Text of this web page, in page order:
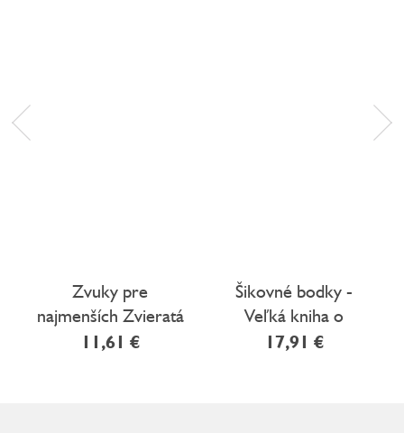
Zvuky pre
najmenších Zvieratá
z farmy
11,61 €
Šikovné bodky -
Veľká kniha o
všetkom možnom
17,91 €